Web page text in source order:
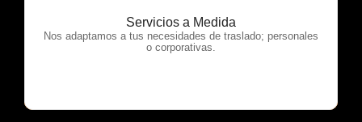
Servicios a Medida
Nos adaptamos a tus necesidades de traslado; personales
o corporativas.
OTP Servicios